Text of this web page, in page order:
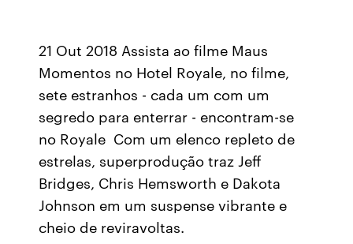
21 Out 2018 Assista ao filme Maus
Momentos no Hotel Royale, no filme,
sete estranhos - cada um com um
segredo para enterrar - encontram-se
no Royale Com um elenco repleto de
estrelas, superprodução traz Jeff
Bridges, Chris Hemsworth e Dakota
Johnson em um suspense vibrante e
cheio de reviravoltas.